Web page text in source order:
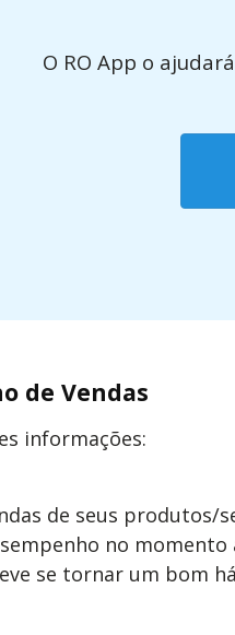
O RO App o
de Vendas
informações:
de seus
no
se tornar um bom